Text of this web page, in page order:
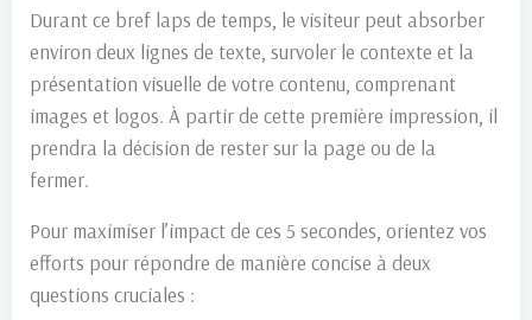
Durant ce bref laps de temps, le visiteur peut absorber
environ deux lignes de texte, survoler le contexte et la
présentation visuelle de votre contenu, comprenant
images et logos. À partir de cette première impression, il
prendra la décision de rester sur la page ou de la
fermer.
Pour maximiser l’impact de ces 5 secondes, orientez vos
efforts pour répondre de manière concise à deux
questions cruciales :